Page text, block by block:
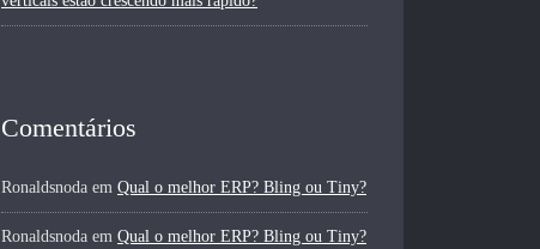
Comentários
Ronaldsnoda em Qual o melhor ERP? Bling ou Tiny?
Ronaldsnoda em Qual o melhor ERP? Bling ou Tiny?